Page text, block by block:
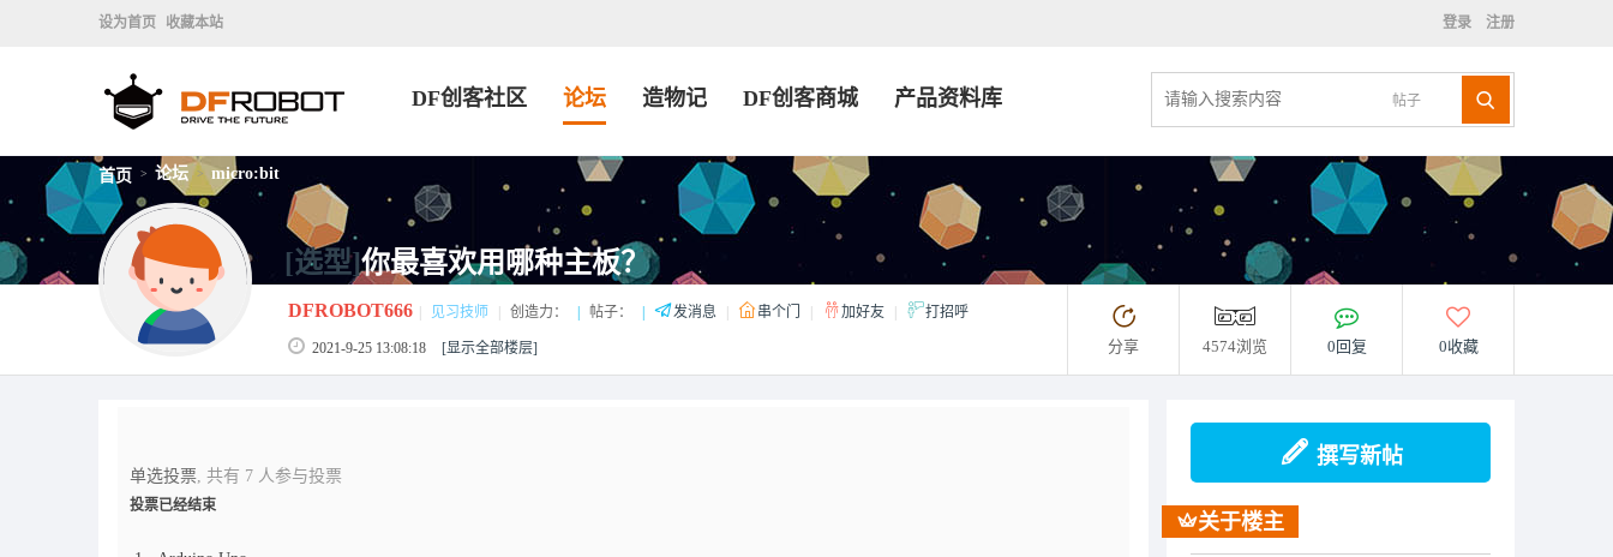
设为首页 收藏本站 登录 注册
帖子
DF创客社区 论坛 造物记 DF创客商城 产品资料库
首页 > 论坛 > micro:bit
[选型]你最喜欢用哪种主板？
DFROBOT666 见习技师 创造力： 帖子： 发消息 串个门 加好友 打招呼
2021-9-25 13:08:18 [显示全部楼层] 分享 4574浏览 0回复 0收藏
单选投票, 共有 7 人参与投票
投票已经结束
撰写新帖
关于楼主